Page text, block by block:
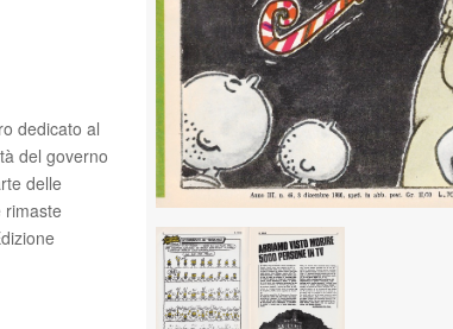
dedicato al
del governo
delle